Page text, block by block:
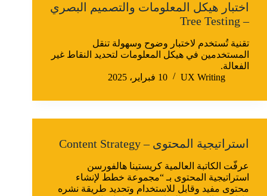
اختبار هيكل المعلومات والتصميم البصري
– Tree Testing
تقنية تُستخدم لاختبار وضوح وسهولة تنقل
المستخدمين في هيكل المعلومات لتحديد النقاط غير
الفعالة.
UX Writing
10 فبراير، 2025
استراتيجية المحتوى – Content Strategy
عرفّت الكاتبة العالمية كريستينا هالفورسن
استراتيجية المحتوى بـ “مجموعة خطط لإنشاء
محتوى مفيد وقابل للاستخدام وتحديد طريقة نشره